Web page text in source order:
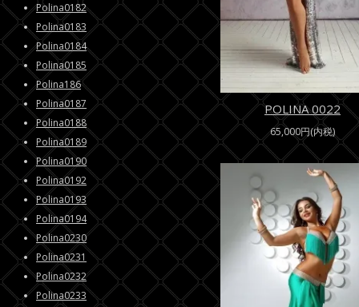
POLINA 0022
65,000円(内税)
Polina0182
Polina0183
Polina0184
Polina0185
Polina186
Polina0187
Polina0188
Polina0189
Polina0190
Polina0192
Polina0193
Polina0194
Polina0230
Polina0231
Polina0232
Polina0233